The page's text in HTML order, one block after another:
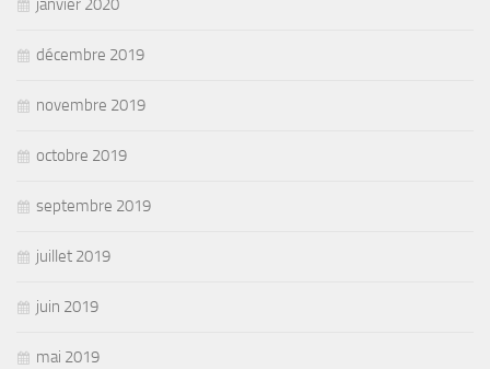
janvier 2020
décembre 2019
novembre 2019
octobre 2019
septembre 2019
juillet 2019
juin 2019
mai 2019